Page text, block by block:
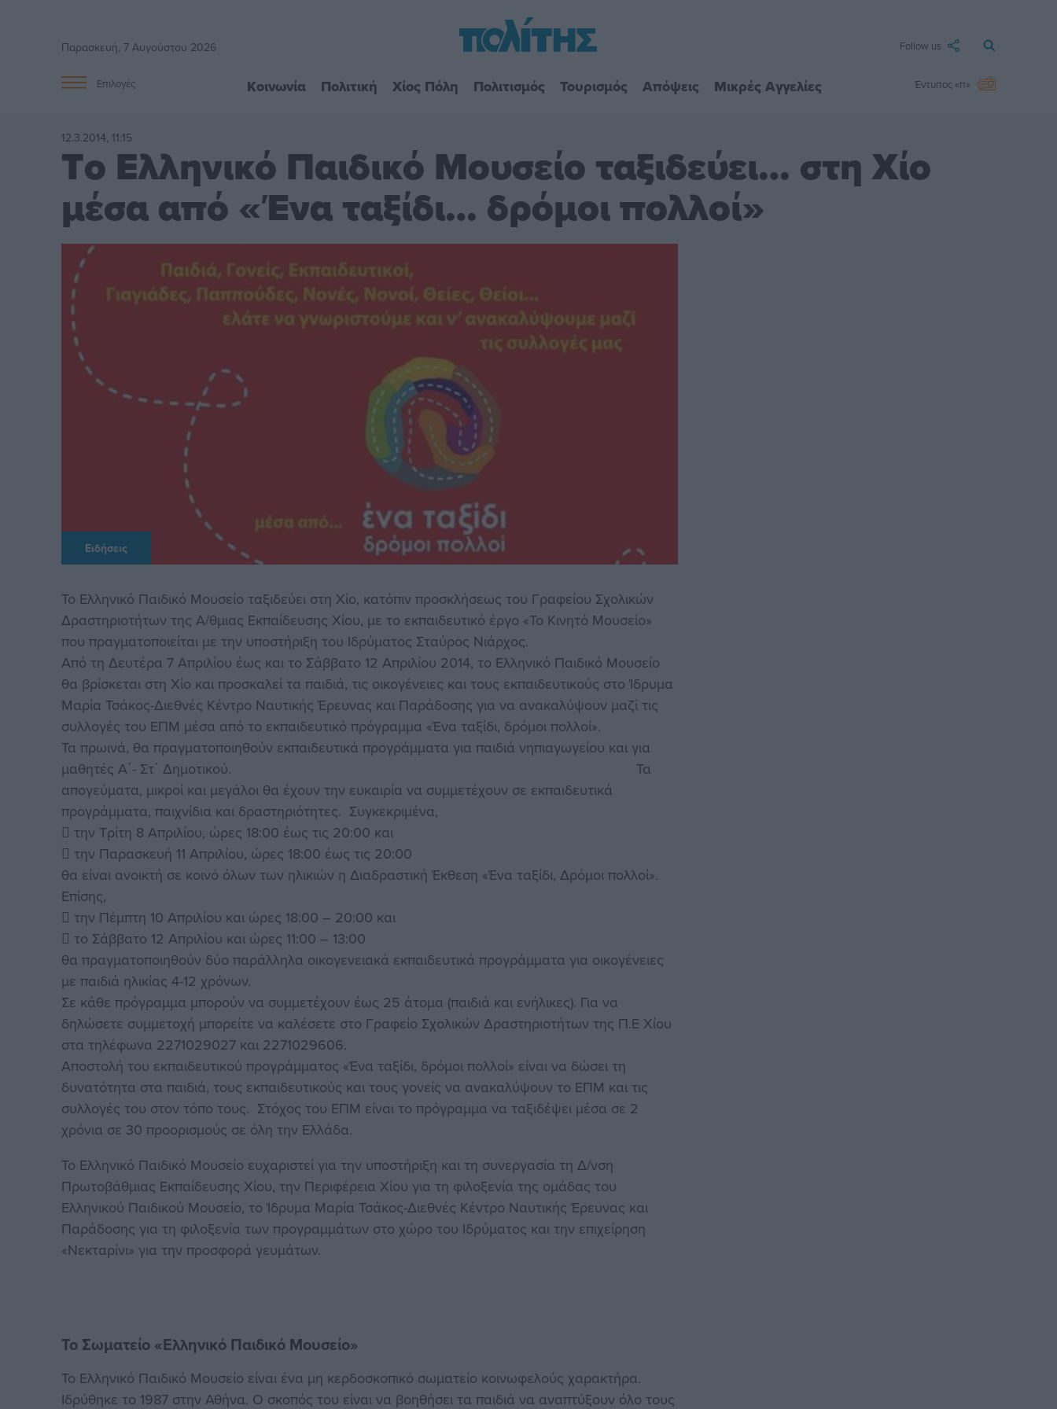
Παρασκευή, 7 Αυγούστου 2026 Follow us
Επιλογές Κοινωνία Πολιτική Χίος Πόλη Πολιτισμός Τουρισμός Απόψεις Μικρές Αγγελίες Έντυπος «π»
12.3.2014, 11:15
Τo Ελληνικό Παιδικό Μουσείο ταξιδεύει… στη Χίο
μέσα από «Ένα ταξίδι… δρόμοι πολλοί»
Ειδήσεις
Το Ελληνικό Παιδικό Μουσείο ταξιδεύει στη Χίο, κατόπιν προσκλήσεως του Γραφείου Σχολικών
Δραστηριοτήτων της Α/θμιας Εκπαίδευσης Χίου, με το εκπαιδευτικό έργο «Το Κινητό Μουσείο»
που πραγματοποιείται με την υποστήριξη του Ιδρύματος Σταύρος Νιάρχος.
Aπό τη Δευτέρα 7 Απριλίου έως και το Σάββατο 12 Απριλίου 2014, το Ελληνικό Παιδικό Μουσείο
θα βρίσκεται στη Χίο και προσκαλεί τα παιδιά, τις οικογένειες και τους εκπαιδευτικούς στο Ίδρυμα
Μαρία Τσάκος-Διεθνές Κέντρο Ναυτικής Έρευνας και Παράδοσης για να ανακαλύψουν μαζί τις
συλλογές του ΕΠΜ μέσα από το εκπαιδευτικό πρόγραμμα «Ένα ταξίδι, δρόμοι πολλοί».
Τα πρωινά, θα πραγματοποιηθούν εκπαιδευτικά προγράμματα για παιδιά νηπιαγωγείου και για
μαθητές Α΄- Στ΄ Δημοτικού. Τα
απογεύματα, μικροί και μεγάλοι θα έχουν την ευκαιρία να συμμετέχουν σε εκπαιδευτικά
προγράμματα, παιχνίδια και δραστηριότητες. Συγκεκριμένα,
 την Τρίτη 8 Απριλίου, ώρες 18:00 έως τις 20:00 και
 την Παρασκευή 11 Απριλίου, ώρες 18:00 έως τις 20:00
θα είναι ανοικτή σε κοινό όλων των ηλικιών η Διαδραστική Έκθεση «Ένα ταξίδι, Δρόμοι πολλοί».
Επίσης,
 την Πέμπτη 10 Απριλίου και ώρες 18:00 – 20:00 και
 το Σάββατο 12 Απριλίου και ώρες 11:00 – 13:00
θα πραγματοποιηθούν δύο παράλληλα οικογενειακά εκπαιδευτικά προγράμματα για οικογένειες
με παιδιά ηλικίας 4-12 χρόνων.
Σε κάθε πρόγραμμα μπορούν να συμμετέχουν έως 25 άτομα (παιδιά και ενήλικες). Για να
δηλώσετε συμμετοχή μπορείτε να καλέσετε στο Γραφείο Σχολικών Δραστηριοτήτων της Π.Ε Χίου
στα τηλέφωνα 2271029027 και 2271029606.
Αποστολή του εκπαιδευτικού προγράμματος «Ένα ταξίδι, δρόμοι πολλοί» είναι να δώσει τη
δυνατότητα στα παιδιά, τους εκπαιδευτικούς και τους γονείς να ανακαλύψουν το ΕΠΜ και τις
συλλογές του στον τόπο τους. Στόχος του ΕΠΜ είναι το πρόγραμμα να ταξιδέψει μέσα σε 2
χρόνια σε 30 προορισμούς σε όλη την Ελλάδα.
Το Ελληνικό Παιδικό Μουσείο ευχαριστεί για την υποστήριξη και τη συνεργασία τη Δ/νση
Πρωτοβάθμιας Εκπαίδευσης Χίου, την Περιφέρεια Χίου για τη φιλοξενία της ομάδας του
Ελληνικού Παιδικού Μουσείο, το Ίδρυμα Μαρία Τσάκος-Διεθνές Κέντρο Ναυτικής Έρευνας και
Παράδοσης για τη φιλοξενία των προγραμμάτων στο χώρο του Ιδρύματος και την επιχείρηση
«Νεκταρίνι» για την προσφορά γευμάτων.
Το Σωματείο «Ελληνικό Παιδικό Μουσείο»
Το Ελληνικό Παιδικό Μουσείο είναι ένα μη κερδοσκοπικό σωματείο κοινωφελούς χαρακτήρα.
Ιδρύθηκε το 1987 στην Αθήνα. O σκοπός του είναι να βοηθήσει τα παιδιά να αναπτύξουν όλο τους